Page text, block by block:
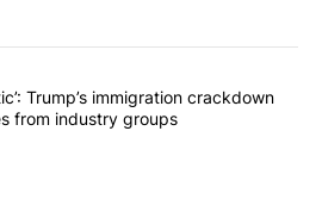
most commented articles in the last
been chaotic’: Trump’s
Trump’s immigration crackdown
from industry groups
with 7 comments.